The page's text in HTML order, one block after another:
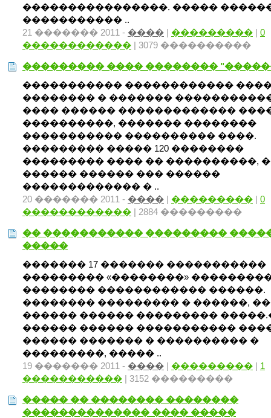
����������������. �����
����������� ..
21 ������� 2011 - ���� | ��������� | 0
������������ | 3079 ����������
��������� ���� ��������
����������� ������������
�������� � �������
���� ������ �������������
����������, ������� ��������
����������� ���������� ����.
��������� ����� 120 ��������
��������� ���� �� ����������, �
������ ������ ��� ������
������������� � ..
20 ������� 2011 - ���� | ��������� | 0
������������ | 2884 ���������
�� ����������� ���������
�����
������� 17 ������� �����������
��������� «��������»
�������� ������������ ������.
�������� ��������� � ������,
������ ������ ���������
������ ������ �����������
������ ������� � ���������� �
���������, ����� ..
19 ������� 2011 - ���� | ��������� | 1
����������� | 3152 ���������
����� �� �������� ��������
�������������� ���� �����